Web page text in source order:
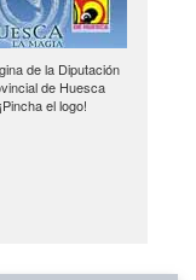
de la Diputación
de Huesca
¡Pincha el logo!